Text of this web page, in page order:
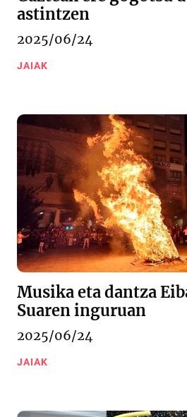
astintzen
2025/06/24
JAIAK
Musika eta dantza
Suaren inguruan
2025/06/24
JAIAK